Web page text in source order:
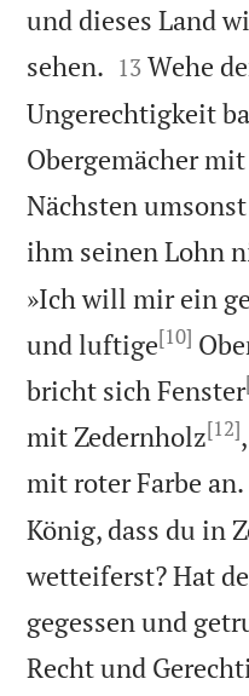
und dieses Land
sehen. 

13 Wehe
Ungerechtigkeit
Obergemächer
Nächsten
ihm seinen Lohn
»Ich will mir ein
und luftige[10]
bricht sich Fenster
mit Zedernholz[12]
mit roter Farbe an.
König, dass du in
wetteiferst? Hat
gegessen und
Recht und